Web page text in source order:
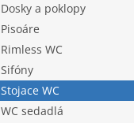
Dosky a poklopy
Pisoáre
Rimless WC
Sifóny
Stojace WC
WC sedadlá